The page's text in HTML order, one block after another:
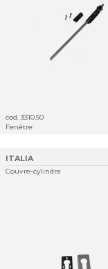
cod. 3310.50
Fenêtre
ITALIA
Couvre-cylindre